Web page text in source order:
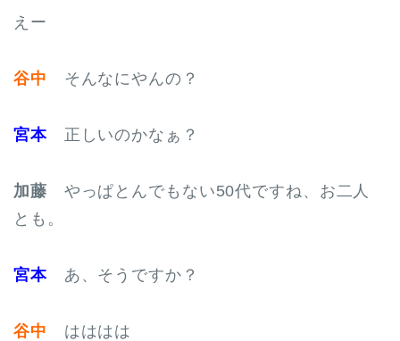
えー
谷中 そんなにやんの？
宮本正しいのかなぁ？
加藤 やっぱとんでもない50代ですね、お二人
とも。
宮本あ、そうですか？
谷中 はははは